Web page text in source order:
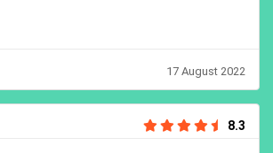
17 August 2022
8.3